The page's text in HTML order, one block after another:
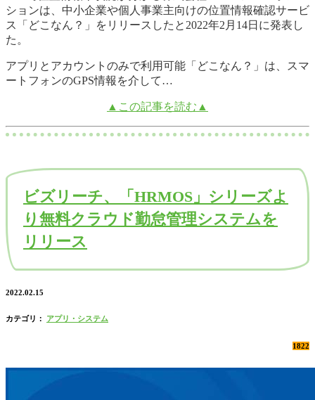
ションは、中小企業や個人事業主向けの位置情報確認サービ
ス「どこなん？」をリリースしたと2022年2月14日に発表し
た。
アプリとアカウントのみで利用可能「どこなん？」は、スマ
ートフォンのGPS情報を介して…
▲この記事を読む▲
ビズリーチ、「HRMOS」シリーズよ
り無料クラウド勤怠管理システムを
リリース
2022.02.15
カテゴリ： アプリ・システム
1822